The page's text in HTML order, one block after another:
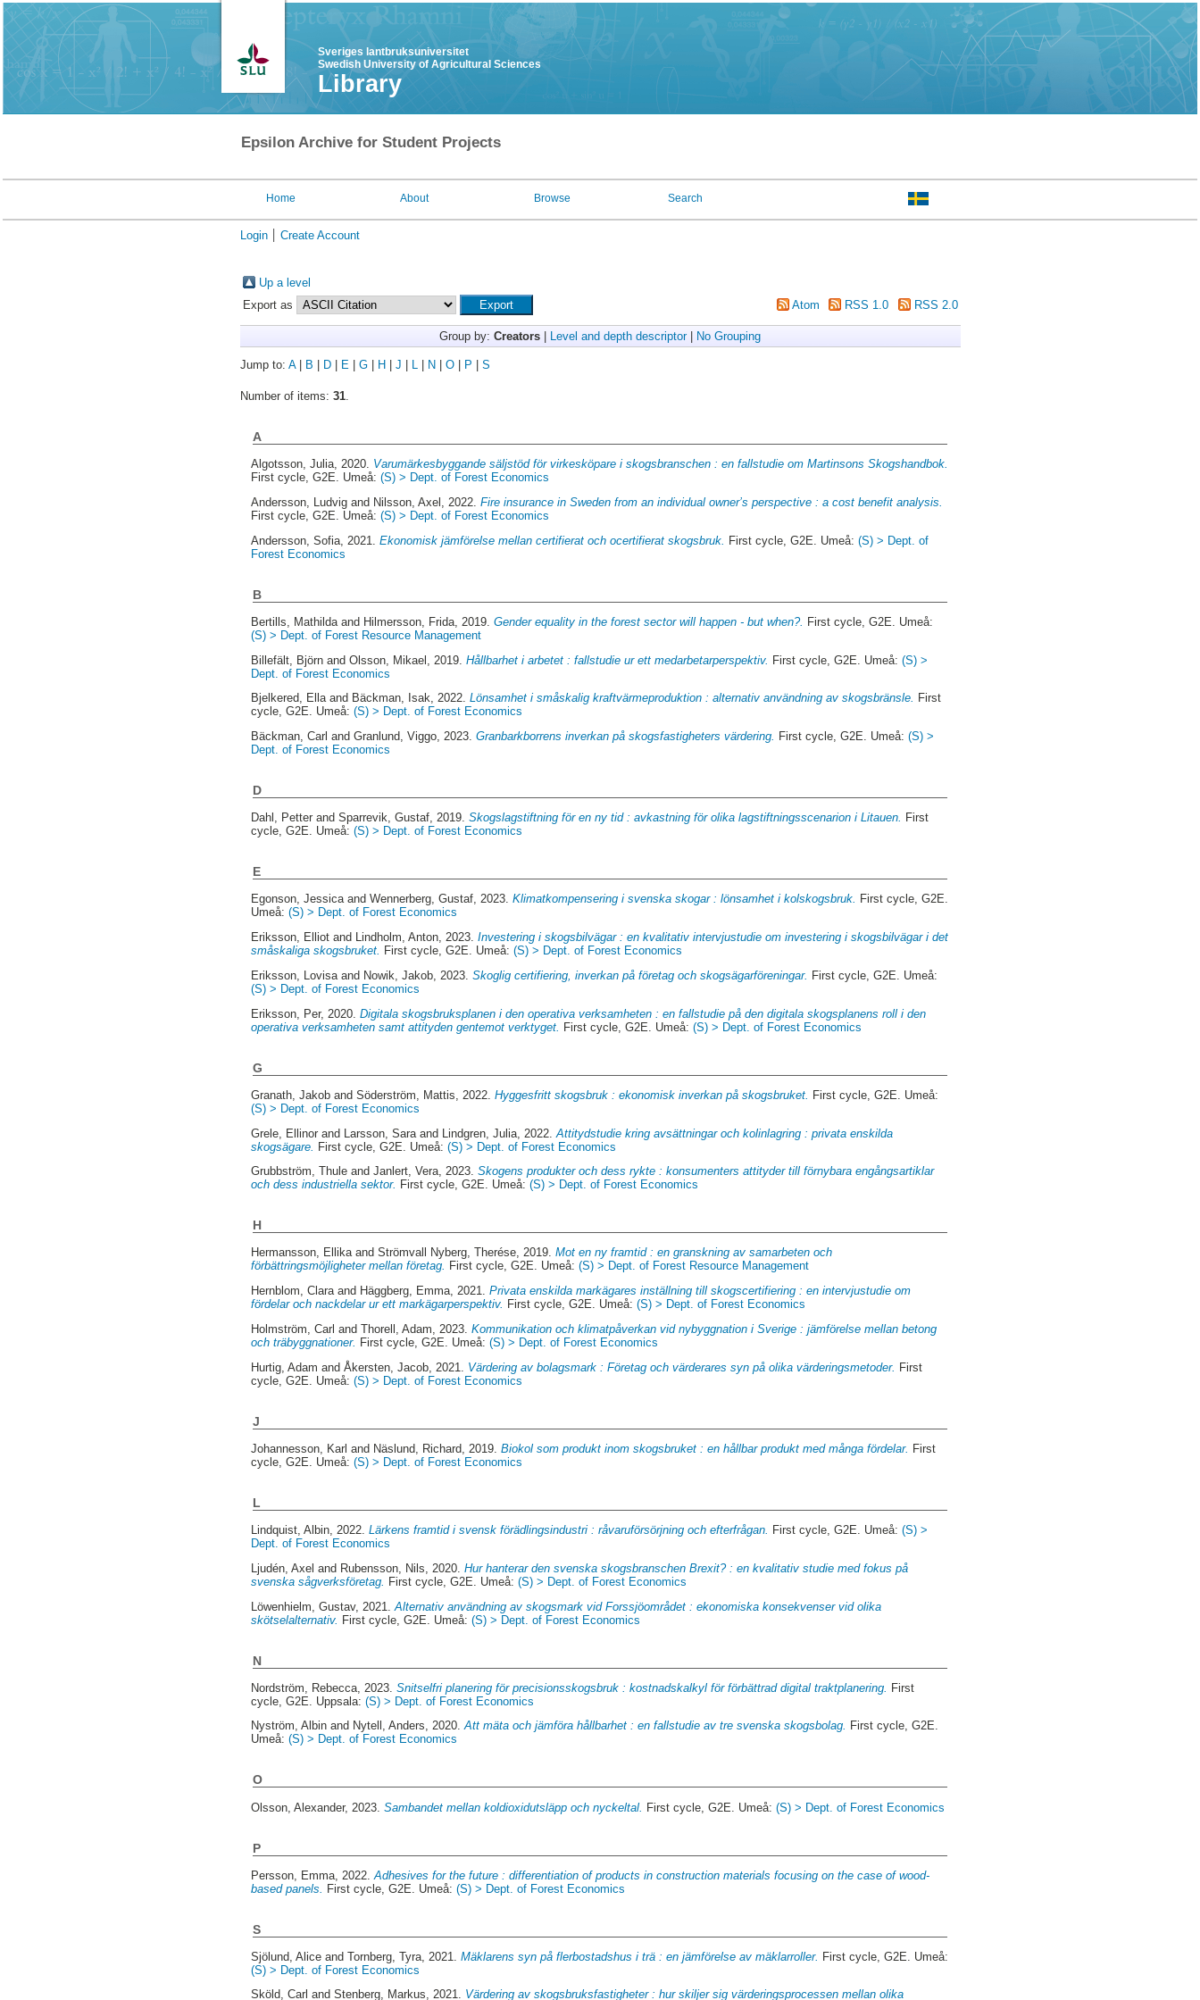
Sveriges lantbruksuniversitet
Swedish University of Agricultural Sciences
Library
Epsilon Archive for Student Projects
Home About Browse Search
Login Create Account
Up a level
Export as
Atom RSS 1.0 RSS 2.0
Group by: Creators Level and depth descriptor| No Grouping
Jump to: A| B D| E| G| H J L| N O| P S
Number of items: 31.
A
Algotsson, Julia, 2020. Varumärkesbyggande säljstöd för virkesköpare i skogsbranschen : en fallstudie om Martinsons Skogshandbok.
First cycle, G2E. Umeå:(S) > Dept. of Forest Economics
Andersson, Ludvig and Nilsson, Axel , 2022.Fire insurance in Sweden from an individual owner’s perspective : a cost benefit analysis.
First cycle, G2E. Umeå:(S) > Dept. of Forest Economics
Andersson, Sofia , 2021.Ekonomisk jämförelse mellan certifierat och ocertifierat skogsbruk. First cycle, G2E. Umeå:(S) > Dept. of
Forest Economics
B
Bertills, Mathilda and Hilmersson, Frida , 2019.Gender equality in the forest sector will happen - but when?. First cycle, G2E. Umeå:
(S) > Dept. of Forest Resource Management
Billefält, Björn andOlsson, Mikael , 2019.Hållbarhet i arbetet : fallstudie ur ett medarbetarperspektiv. First cycle, G2E. Umeå:(S) >
Dept. of Forest Economics
Bjelkered, Ellaand Bäckman, Isak, 2022.Lönsamhet i småskalig kraftvärmeproduktion : alternativ användning av skogsbränsle. First
cycle, G2E. Umeå:(S) > Dept. of Forest Economics
Bäckman, Carl andGranlund, Viggo, 2023.Granbarkborrens inverkan på skogsfastigheters värdering. First cycle, G2E. Umeå:(S) >
Dept. of Forest Economics
D
Dahl, Petter andSparrevik, Gustaf, 2019.Skogslagstiftning för en ny tid : avkastning för olika lagstiftningsscenarion i Litauen. First
cycle, G2E. Umeå:(S) > Dept. of Forest Economics
E
Egonson, JessicaandWennerberg, Gustaf, 2023.Klimatkompensering i svenska skogar : lönsamhet i kolskogsbruk. First cycle, G2E.
Umeå:(S) > Dept. of Forest Economics
Eriksson, Elliot and Lindholm, Anton, 2023.Investering i skogsbilvägar : en kvalitativ intervjustudie om investering i skogsbilvägar i det
småskaliga skogsbruket. First cycle, G2E. Umeå:(S) > Dept. of Forest Economics
Eriksson, Lovisa and Nowik, Jakob , 2023.Skoglig certifiering, inverkan på företag och skogsägarföreningar. First cycle, G2E. Umeå:
(S) > Dept. of Forest Economics
Eriksson, Per, 2020.Digitala skogsbruksplanen i den operativa verksamheten : en fallstudie på den digitala skogsplanens roll i den
operativa verksamheten samt attityden gentemot verktyget. First cycle, G2E. Umeå:(S) > Dept. of Forest Economics
G
Granath, Jakob andSöderström, Mattis , 2022.Hyggesfritt skogsbruk : ekonomisk inverkan på skogsbruket.
First cycle, G2E. Umeå:
(S) > Dept. of Forest Economics
Grele, Ellinor and Larsson, Sara and Lindgren, Julia , 2022.Attitydstudie kring avsättningar och kolinlagring : privata enskilda
skogsägare. First cycle, G2E. Umeå:(S) > Dept. of Forest Economics
Grubbström, Thule andJanlert, Vera, 2023.Skogens produkter och dess rykte : konsumenters attityder till förnybara engångsartiklar
och dess industriella sektor. First cycle, G2E. Umeå:(S) > Dept. of Forest Economics
H
Hermansson, EllikaandStrömvall Nyberg, Therése, 2019.Mot en ny framtid : en granskning av samarbeten och
förbättringsmöjligheter mellan företag. First cycle, G2E. Umeå:(S) > Dept. of Forest Resource Management
Hernblom, Claraand Häggberg, Emma, 2021.Privata enskilda markägares inställning till skogscertifiering : en intervjustudie om
fördelar och nackdelar ur ett markägarperspektiv. First cycle, G2E. Umeå:(S) > Dept. of Forest Economics
Holmström, Carl andThorell, Adam, 2023.Kommunikation och klimatpåverkan vid nybyggnation i Sverige : jämförelse mellan betong
och träbyggnationer. First cycle, G2E. Umeå:(S) > Dept. of Forest Economics
Hurtig, Adam andÅkersten, Jacob , 2021. Värdering av bolagsmark : Företag och värderares syn på olika värderingsmetoder. First
cycle, G2E. Umeå:(S) > Dept. of Forest Economics
J
Johannesson, Karl and Näslund, Richard , 2019.Biokol som produkt inom skogsbruket : en hållbar produkt med många fördelar. First
cycle, G2E. Umeå:(S) > Dept. of Forest Economics
L
Lindquist, Albin , 2022.Lärkens framtid i svensk förädlingsindustri : råvaruförsörjning och efterfrågan. First cycle, G2E. Umeå:(S) >
Dept. of Forest Economics
Ljudén, Axel and Rubensson, Nils , 2020.Hur hanterar den svenska skogsbranschen Brexit? : en kvalitativ studie med fokus på
svenska sågverksföretag.
First cycle, G2E. Umeå:(S) > Dept. of Forest Economics
Löwenhielm, Gustav, 2021.Alternativ användning av skogsmark vid Forssjöområdet : ekonomiska konsekvenser vid olika
skötselalternativ. First cycle, G2E. Umeå:(S) > Dept. of Forest Economics
N
Nordström, Rebecca , 2023.Snitselfri planering för precisionsskogsbruk : kostnadskalkyl för förbättrad digital traktplanering. First
cycle, G2E. Uppsala:(S) > Dept. of Forest Economics
Nyström, Albin and Nytell, Anders, 2020.Att mäta och jämföra hållbarhet : en fallstudie av tre svenska skogsbolag. First cycle, G2E.
Umeå:(S) > Dept. of Forest Economics
O
Olsson, Alexander, 2023.Sambandet mellan koldioxidutsläpp och nyckeltal. First cycle, G2E. Umeå:(S) > Dept. of Forest Economics
P
Persson, Emma , 2022.Adhesives for the future : differentiation of products in construction materials focusing on the case of wood-
based panels.
First cycle, G2E. Umeå:(S) > Dept. of Forest Economics
S
Sjölund, Alice andTornberg, Tyra , 2021.Mäklarens syn på flerbostadshus i trä : en jämförelse av mäklarroller. First cycle, G2E. Umeå:
(S) > Dept. of Forest Economics
Sköld, Carl andStenberg, Markus, 2021. Värdering av skogsbruksfastigheter : hur skiljer sig värderingsprocessen mellan olika